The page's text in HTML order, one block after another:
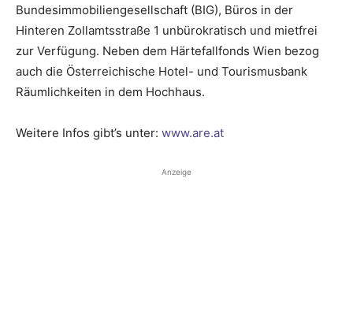
Bundesimmobilien­gesellschaft (BIG), Büros in der
Hinteren Zollamtsstraße 1 unbürokratisch und mietfrei
zur Verfügung. Neben dem Härtefallfonds Wien bezog
auch die Österreichische Hotel- und Tourismusbank
Räumlichkeiten in dem Hochhaus.
Weitere Infos gibt’s unter: www.are.at
Anzeige